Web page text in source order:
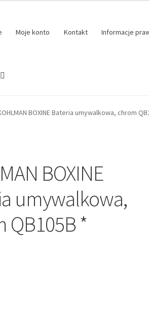
Moje konto Kontakt Informacje
BOXINE Bateria umywalkowa, chrom
BOXINE
umywalkowa,
QB105B *